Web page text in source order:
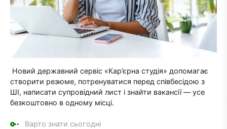
Новий державний сервіс «Кар’єрна студія» допомагає
створити резюме, потренуватися перед співбесідою з
ШІ, написати супровідний лист і знайти вакансії — усе
безкоштовно в одному місці.
Варто знати сьогодні